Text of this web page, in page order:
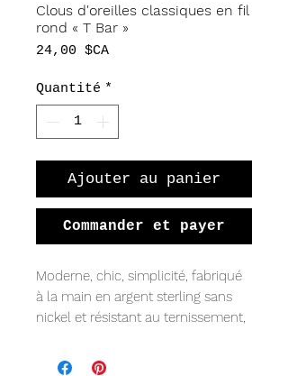
Clous d'oreilles classiques en fil
rond « T Bar »
24,00 $CAPrix
Quantité *
Ajouter au panier
Commander et payer
Moderne, chic, simplicité, fabriqué
à la main en argent sterling sans
nickel et résistant au ternissement,
carats ou en or blanc 14 carats.